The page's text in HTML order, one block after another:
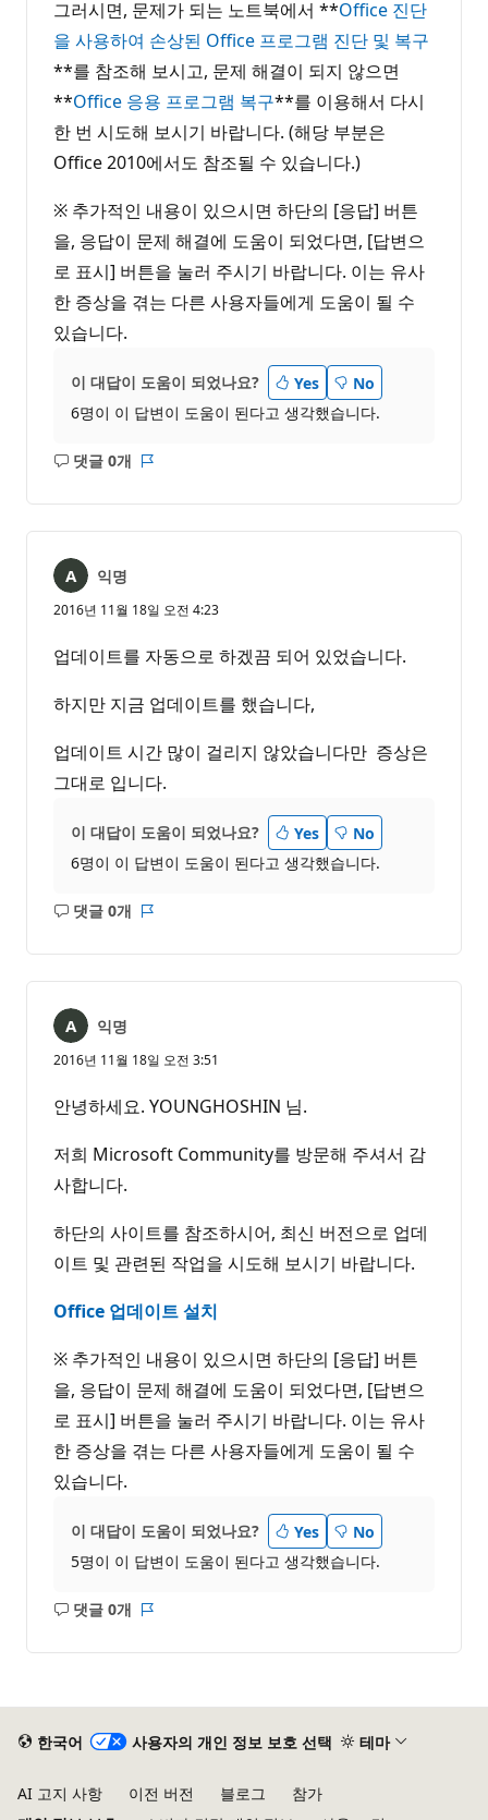
그러시면, 문제가 되는 노트북에서 **Office 진단
을 사용하여 손상된 Office 프로그램 진단 및 복구
**를 참조해 보시고, 문제 해결이 되지 않으면
**Office 응용 프로그램 복구**를 이용해서 다시
한 번 시도해 보시기 바랍니다. (해당 부분은
Office 2010에서도 참조될 수 있습니다.)
※ 추가적인 내용이 있으시면 하단의 [응답] 버튼
을, 응답이 문제 해결에 도움이 되었다면, [답변으
로 표시] 버튼을 눌러 주시기 바랍니다. 이는 유사
한 증상을 겪는 다른 사용자들에게 도움이 될 수
있습니다.
이 대답이 도움이 되었나요? Yes
No
6명이 이 답변이 도움이 된다고 생각했습니다.
댓글 0개
설
음
보
익명
2016년 11월 18일 오전 4:23
업데이트를 자동으로 하겠끔 되어 있었습니다.
하지만 지금 업데이트를 했습니다,
업데이트 시간 많이 걸리지 않았습니다만 증상은
그대로 입니다.
이 대답이 도움이 되었나요? Yes
No
6명이 이 답변이 도움이 된다고 생각했습니다.
댓글 0개
설
음
보
익명
2016년 11월 18일 오전 3:51
안녕하세요. YOUNGHOSHIN 님.
저희 Microsoft Community를 방문해 주셔서 감
사합니다.
하단의 사이트를 참조하시어, 최신 버전으로 업데
이트 및 관련된 작업을 시도해 보시기 바랍니다.
Office 업데이트 설치
※ 추가적인 내용이 있으시면 하단의 [응답] 버튼
을, 응답이 문제 해결에 도움이 되었다면, [답변으
로 표시] 버튼을 눌러 주시기 바랍니다. 이는 유사
한 증상을 겪는 다른 사용자들에게 도움이 될 수
있습니다.
이 대답이 도움이 되었나요? Yes
No
5명이 이 답변이 도움이 된다고 생각했습니다.
댓글 0개
설
보
한국어 사용자의 개인 정보 보호 선택 테마
AI 고지 사항 이전 버전 블로그
참가